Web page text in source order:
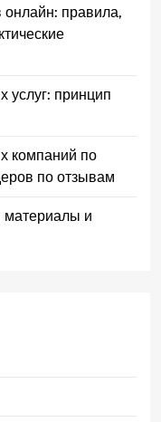
правила,
услуг: принцип
компаний по
по отзывам
материалы и